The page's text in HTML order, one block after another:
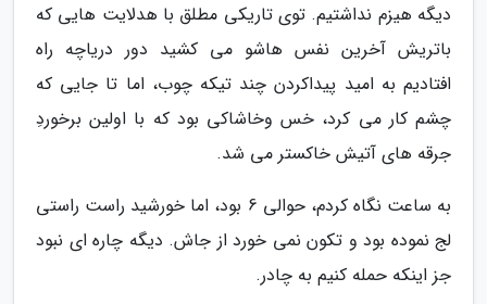
دیگه هیزم نداشتیم. توی تاریکی مطلق با هدلایت هایی که
باتریش آخرین نفس هاشو می کشید دور دریاچه راه
افتادیم به امید پیداکردن چند تیکه چوب، اما تا جایی که
چشم کار می کرد، خس وخاشاکی بود که با اولین برخوردِ
جرقه های آتیش خاکستر می شد.
به ساعت نگاه کردم، حوالی 6 بود، اما خورشید راست راستی
لج نموده بود و تکون نمی خورد از جاش. دیگه چاره ای نبود
جز اینکه حمله کنیم به چادر.